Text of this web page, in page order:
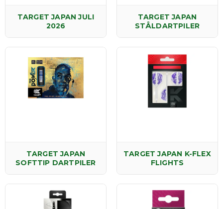
TARGET JAPAN JULI
2026
TARGET JAPAN
STÅLDARTPILER
TARGET JAPAN
SOFTTIP DARTPILER
TARGET JAPAN K-FLEX
FLIGHTS